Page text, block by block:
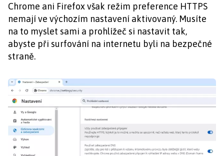
Chrome ani Firefox však režim preference HTTPS
nemají ve výchozím nastavení aktivovaný. Musíte
na to myslet sami a prohlížeč si nastavit tak,
abyste při surfování na internetu byli na bezpečné
straně.